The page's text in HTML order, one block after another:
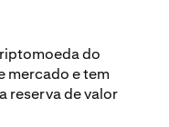
do
mercado e tem
reserva de valor